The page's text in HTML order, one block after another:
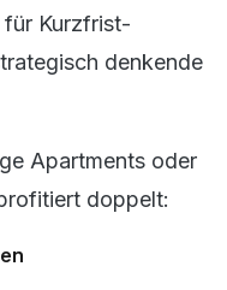
für Kurzfrist-
denkende
Apartments oder
doppelt: